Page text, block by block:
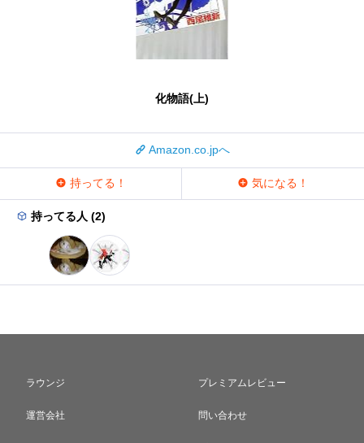
化物語(上)
Amazon.co.jpへ
持ってる！ 気になる！
持ってる人 (2)
ラウンジ プレミアムレビュー
運営会社 問い合わせ